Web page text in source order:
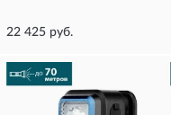
22 425 руб.